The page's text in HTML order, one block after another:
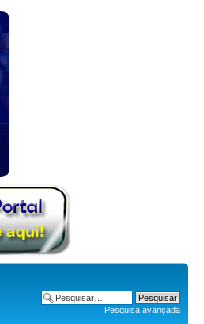
Pesquisa avançada